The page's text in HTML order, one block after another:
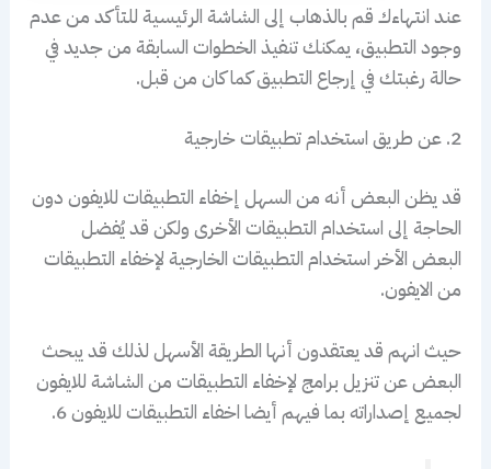
عند انتهاءك قم بالذهاب إلى الشاشة الرئيسية للتأكد من عدم
وجود التطبيق، يمكنك تنفيذ الخطوات السابقة من جديد في
حالة رغبتك في إرجاع التطبيق كما كان من قبل.
2. عن طريق استخدام تطبيقات خارجية
قد يظن البعض أنه من السهل إخفاء التطبيقات للايفون دون
الحاجة إلى استخدام التطبيقات الأخرى ولكن قد يُفضل
البعض الأخر استخدام التطبيقات الخارجية لإخفاء التطبيقات
من الايفون.
حيث انهم قد يعتقدون أنها الطريقة الأسهل لذلك قد يبحث
البعض عن تنزيل برامج لإخفاء التطبيقات من الشاشة للايفون
لجميع إصداراته بما فيهم أيضا اخفاء التطبيقات للايفون 6.